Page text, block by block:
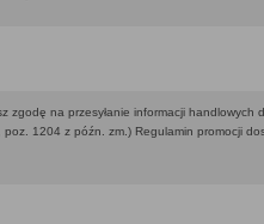
zgodę na przesyłanie informacji
1204 z późn. zm.) Regulamin promocji